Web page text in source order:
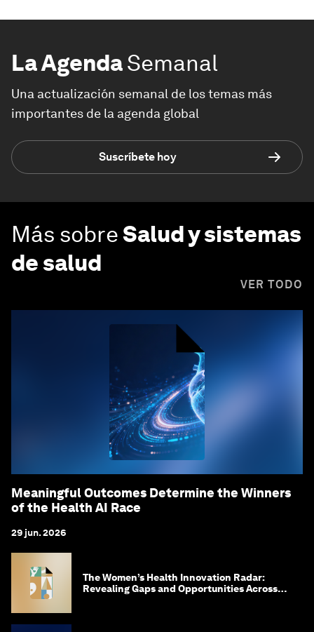
La AgendaSemanal
Una actualización semanal de los temas más
importantes de la agenda global
Suscríbete hoy
Más sobreSalud y sistemas
de salud
VER TODO
Meaningful Outcomes Determine the Winners
of the Health AI Race
29 jun. 2026
The Women’s Health Innovation Radar:
Revealing Gaps and Opportunities Across